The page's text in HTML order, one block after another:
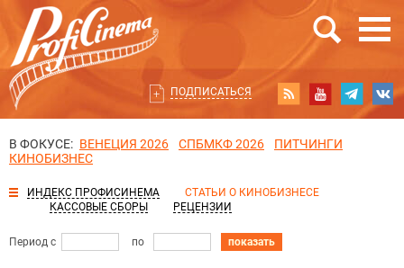
ПОДПИСАТЬСЯ
В ФОКУСЕ: ВЕНЕЦИЯ 2026 СПБМКФ 2026
ПИТЧИНГИ
КИНОБИЗНЕС
ИНДЕКС ПРОФИСИНЕМА
СТАТЬИ О КИНОБИЗНЕСЕ
КАССОВЫЕ СБОРЫ
РЕЦЕНЗИИ
Период с по показать